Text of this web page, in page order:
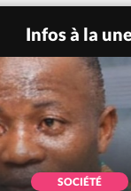
Infos à la
SOCIÉTÉ